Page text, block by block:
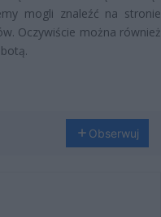
mogli znaleźć na stronie
Oczywiście można również
Obserwuj